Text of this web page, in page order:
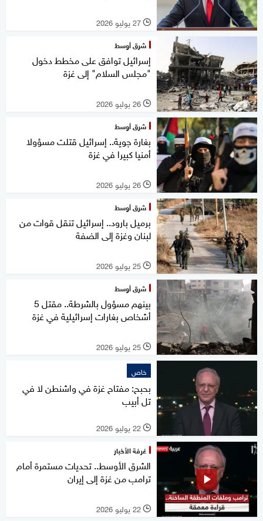
l 27 يوليو 2026
شرق أوسط
إسرائيل توافق على مخطط دخول
"مجلس السلام" إلى غزة
l 26 يوليو 2026
شرق أوسط
بغارة جوية.. إسرائيل قتلت مسؤولا
أمنيا كبيرا في غزة
l 26 يوليو 2026
شرق أوسط
برميل بارود.. إسرائيل تنقل قوات من
لبنان وغزة إلى الضفة
l 25 يوليو 2026
شرق أوسط
بينهم مسؤول بالشرطة.. مقتل 5
أشخاص بغارات إسرائيلية في غزة
l 25 يوليو 2026
خاص
بحبح: مفتاح غزة في واشنطن لا في
تل أبيب
l 22 يوليو 2026
غرفة الأخبار
الشرق الأوسط.. تحديات مستمرة أمام
ترامب من غزة إلى إيران
l 22 يوليو 2026